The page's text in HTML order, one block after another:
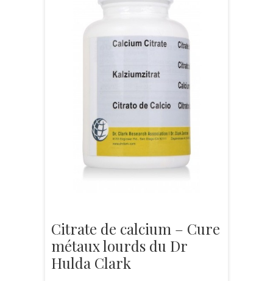
Citrate de calcium – Cure
métaux lourds du Dr
Hulda Clark